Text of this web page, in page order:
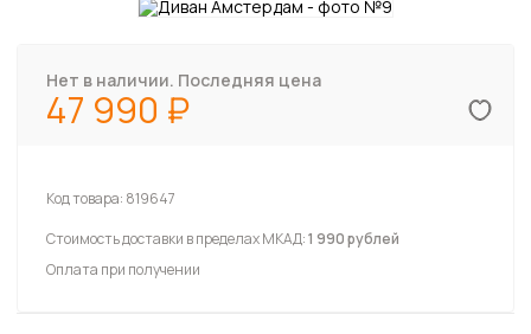
Нет в наличии. Последняя цена
47 990
Код товара: 819647
Стоимость доставки в пределах МКАД:1 990 рублей
Оплата при получении